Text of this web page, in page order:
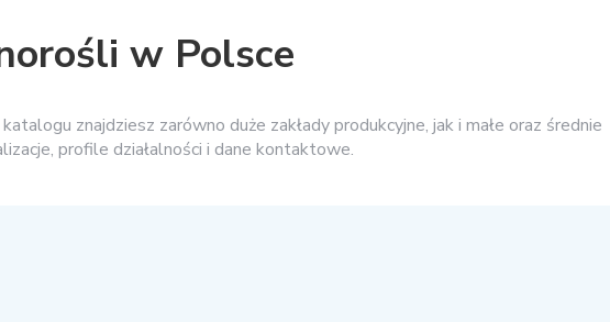
w Polsce
znajdziesz zarówno duże zakłady produkcyjne, jak i małe oraz średnie
profile działalności i dane kontaktowe.